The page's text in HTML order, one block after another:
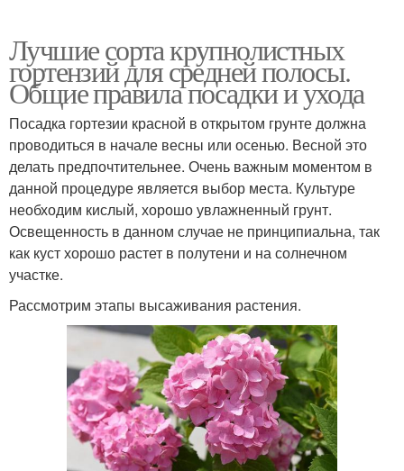
Лучшие сорта крупнолистных
гортензий для средней полосы.
Общие правила посадки и ухода
Посадка гортезии красной в открытом грунте должна
проводиться в начале весны или осенью. Весной это
делать предпочтительнее. Очень важным моментом в
данной процедуре является выбор места. Культуре
необходим кислый, хорошо увлажненный грунт.
Освещенность в данном случае не принципиальна, так
как куст хорошо растет в полутени и на солнечном
участке.
Рассмотрим этапы высаживания растения.